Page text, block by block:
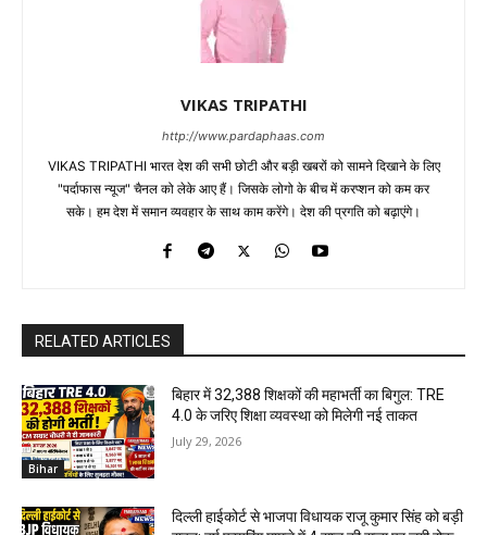
VIKAS TRIPATHI
http://www.pardaphaas.com
VIKAS TRIPATHI भारत देश की सभी छोटी और बड़ी खबरों को सामने दिखाने के लिए
"पर्दाफास न्यूज" चैनल को लेके आए हैं। जिसके लोगो के बीच में करप्शन को कम कर
सके। हम देश में समान व्यवहार के साथ काम करेंगे। देश की प्रगति को बढ़ाएंगे।
RELATED ARTICLES
Bihar
बिहार में 32,388 शिक्षकों की महाभर्ती का बिगुल: TRE
4.0 के जरिए शिक्षा व्यवस्था को मिलेगी नई ताकत
July 29, 2026
दिल्ली हाईकोर्ट से भाजपा विधायक राजू कुमार सिंह को बड़ी